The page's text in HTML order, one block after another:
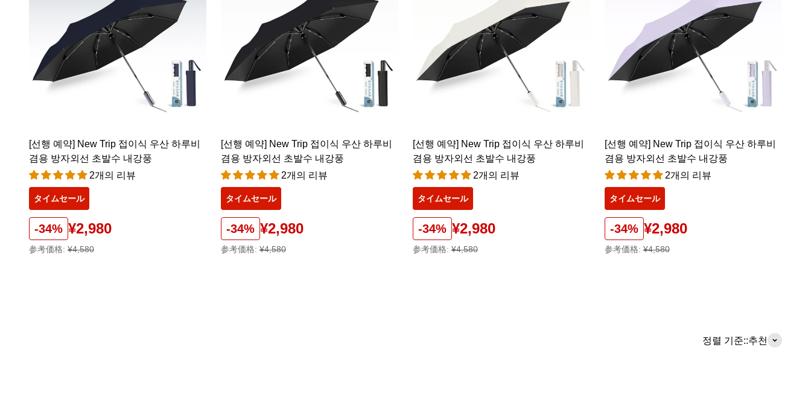
[선행 예약] New Trip 접이식 우산 하루비
겸용 방자외선 초발수 내강풍
2개의 리뷰
タイムセール
-34% ¥2,980
参考価格: ¥4,580
[선행 예약] New Trip 접이식 우산 하루비
겸용 방자외선 초발수 내강풍
2개의 리뷰
タイムセール
-34% ¥2,980
参考価格: ¥4,580
[선행 예약] New Trip 접이식 우산 하루비
겸용 방자외선 초발수 내강풍
2개의 리뷰
タイムセール
-34% ¥2,980
参考価格: ¥4,580
[선행 예약] New Trip 접이식 우산 하루비
겸용 방자외선 초발수 내강풍
2개의 리뷰
タイムセール
-34% ¥2,980
参考価格: ¥4,580
정렬 기준::추천